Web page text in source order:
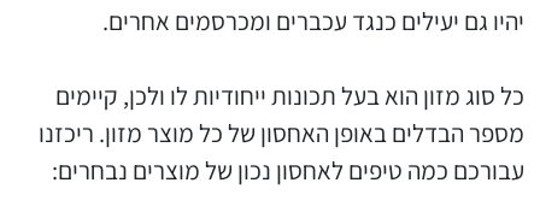
יהיו גם יעילים כנגד עכברים ומכרסמים אחרים.
כל סוג מזון הוא בעל תכונות ייחודיות לו ולכן, קיימים
מספר הבדלים באופן האחסון של כל מוצר מזון. ריכזנו
עבורכם כמה טיפים לאחסון נכון של מוצרים נבחרים: